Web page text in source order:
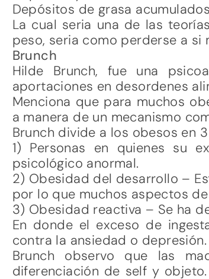
Depósitos de grasa
La cual seria una de las
peso, seria como perderse a si
Brunch
Hilde Brunch, fue una
aportaciones en desordenes
Menciona que para muchos
a manera de un mecanismo
Brunch divide a los obesos en
1) Personas en quienes su
psicológico anormal.
2) Obesidad del desarrollo –
por lo que muchos aspectos
3) Obesidad reactiva – Se ha
En donde el exceso de
contra la ansiedad o depresión.
Brunch observo que las
diferenciación de self y